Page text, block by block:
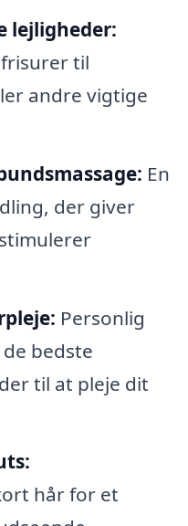
lejligheder:
til
andre vigtige
En
der giver
Personlig
bedste
til at pleje dit
hår for et